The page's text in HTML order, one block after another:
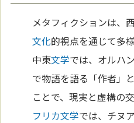
メタフィクションは、
文化的視点を通じて多
中東文学では、オルハ
で物語を語る「作者」
ことで、現実と虚構の
フリカ文学では、チヌ